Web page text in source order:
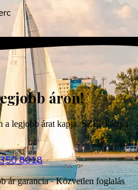
áron!
a legjobb árat kapja. SZÉP kártya
8018
ár garancia · Közvetlen foglalás